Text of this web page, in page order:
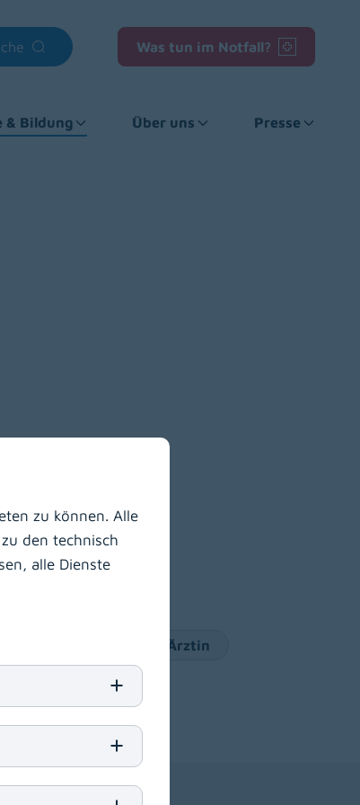
Was tun im Notfall?
& Bildung Über uns Presse
Arzt/Ärztin
zu können. Alle
den technisch
alle Dienste